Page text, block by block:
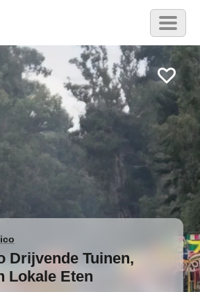
Toggle
Drijvende Tuinen,
Lokale Eten